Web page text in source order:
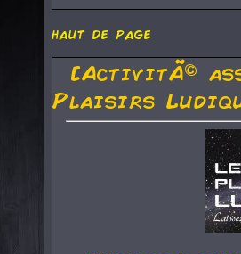
haut de page
[ActivitÃ©
Plaisirs